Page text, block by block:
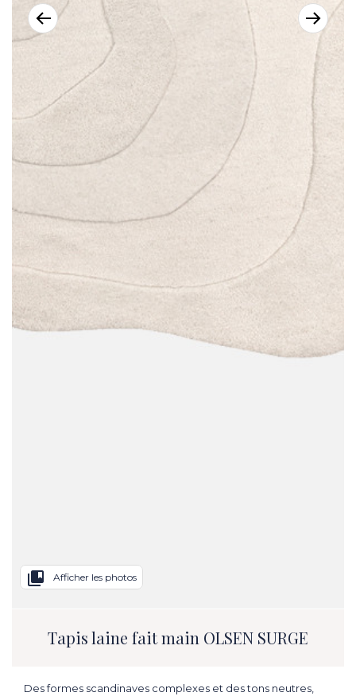
collections_bookmark Afficher les photos
Tapis laine fait main OLSEN SURGE
Des formes scandinaves complexes et des tons neutres,